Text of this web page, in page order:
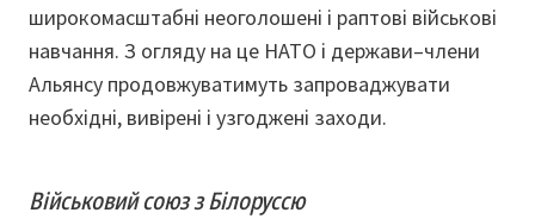
широкомасштабні неоголошені і раптові військові
навчання. З огляду на це НАТО і держави–члени
Альянсу продовжуватимуть запроваджувати
необхідні, вивірені і узгоджені заходи.
Військовий союз з Білоруссю